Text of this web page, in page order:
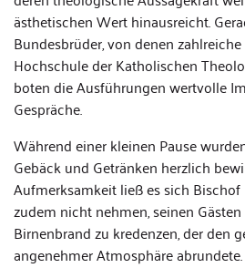
ästhetischen Wert hinausreicht.
Bundesbrüder, von denen
Hochschule der Katholischen
boten die Ausführungen wertvolle
Gespräche.
Während einer kleinen Pause
Gebäck und Getränken herzlich
Aufmerksamkeit ließ es sich
zudem nicht nehmen, seinen
Birnenbrand zu kredenzen, der den
angenehmer Atmosphäre abrundete.